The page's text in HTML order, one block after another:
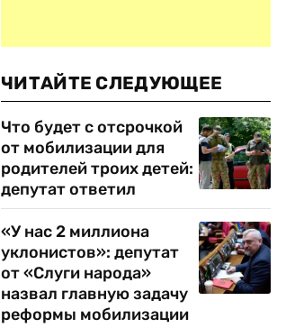
ЧИТАЙТЕ СЛЕДУЮЩЕЕ
Что будет с отсрочкой
от мобилизации для
родителей троих детей:
депутат ответил
«У нас 2 миллиона
уклонистов»: депутат
от «Слуги народа»
назвал главную задачу
реформы мобилизации